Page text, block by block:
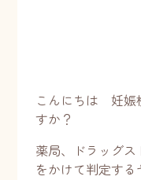
こんにちは 妊娠
すか？
薬局、ドラッグ
をかけて判定する